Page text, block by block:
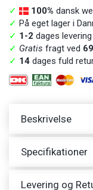
✓ 100% dansk
✓ På eget lager i
✓ 1-2 dages
✓ Gratis fragt ved
✓ 14 dages fuld
Beskrivelse
Specifikationer
Levering og